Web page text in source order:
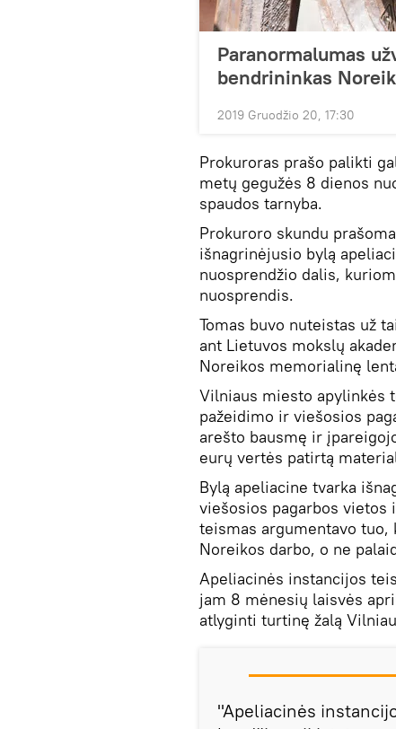
Paranormalumas
bendrininkas
2019 Gruodžio 20, 17:30
Prokuroras prašo palikti
metų gegužės 8 dienos
spaudos tarnyba.
Prokuroro skundu
išnagrinėjusio bylą
nuosprendžio dalis,
nuosprendis.
Tomas buvo nuteistas už
ant Lietuvos mokslų
Noreikos memorialinę
Vilniaus miesto apylinkės
pažeidimo ir viešosios
arešto bausmę ir
eurų vertės patirtą
Bylą apeliacine tvarka
viešosios pagarbos
teismas argumentavo
Noreikos darbo, o ne
Apeliacinės instancijos
jam 8 mėnesių laisvės
atlyginti turtinę žalą
"Apeliacinės